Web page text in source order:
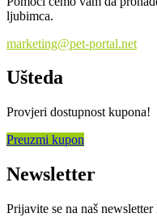
ljubimca.
marketing@pet-portal.net
Ušteda
Provjeri dostupnost kupona!
Preuzmi kupon
Newsletter
Prijavite se na naš